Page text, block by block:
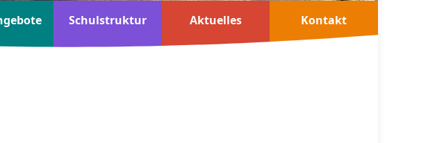
Schulstruktur Aktuelles Kontakt